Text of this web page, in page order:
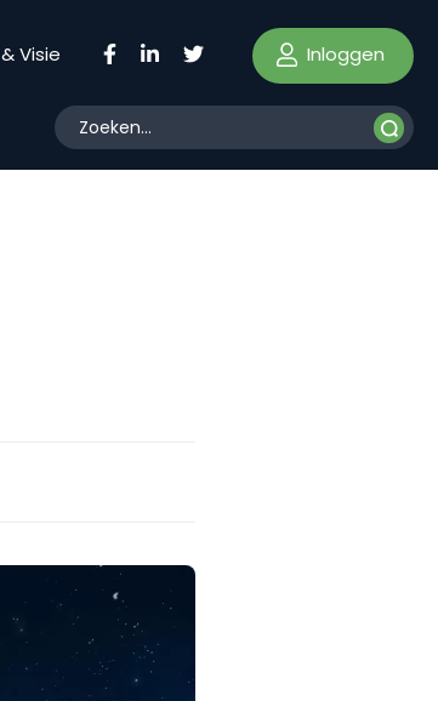
Visie Inloggen